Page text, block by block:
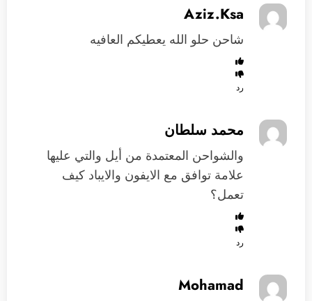
Aziz.Ksa
شاحن حلو الله يعطيكم العافيه
رد
محمد سلطان
والشواحن المعتمدة من أيل والتي عليها
علامة توافق مع الايفون والايباد كيف
تعمل؟
رد
Mohamad